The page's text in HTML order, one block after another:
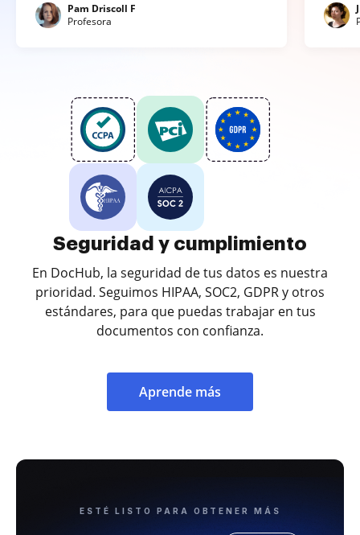
Pam Driscoll F
Profesora
Seguridad y cumplimiento
En DocHub, la seguridad de tus datos es nuestra
prioridad. Seguimos HIPAA, SOC2, GDPR y otros
estándares, para que puedas trabajar en tus
documentos con confianza.
Aprende más
ESTÉ LISTO PARA OBTENER MÁS